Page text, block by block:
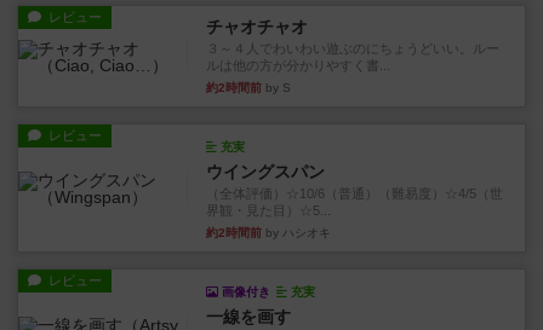
レビュー チャオチャオ
３～４人でわいわい遊ぶのにちょうどいい。ルー
ルは他の方が分かりやすく書...
約2時間前 by S
レビュー
充実
ウイングスパン
（全体評価）☆10/6（普通）（難易度）☆4/5（世
界観・見た目）☆5...
約2時間前 by ハシオキ
レビュー
画像付き 充実
一線を画す